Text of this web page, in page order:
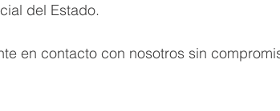
del Estado.
en contacto con nosotros sin